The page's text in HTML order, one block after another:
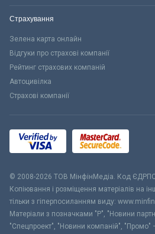
Страхування
Зелена карта онлайн
Відгуки про страхові компанії
Рейтинг страхових компаній
Автоцивілка
Страхові компанії
© 2008-2026 ТОВ МiнфiнМедiа. Код
Копіювання і розміщення матеріалів на
тільки з гіперпосиланням виду:
Матеріали з позначками "Р", "Новини
"Спецпроект", "Новини компаній", "Промо"